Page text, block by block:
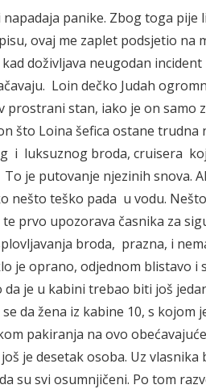
panike. Zbog toga pije
ovaj me zaplet podsjetio na
doživljava neugodan incident
Loin dečko Judah
stan, iako je on samo
što Loina šefica ostane trudna
i luksuznog broda, cruisera
je putovanje njezinih snova.
nešto teško pada u vodu.
prvo upozorava časnika za
broda, prazna, i
je oprano, odjednom blistavo i
je u kabini trebao biti još
da žena iz kabine 10, s kojom
pakiranja na ovo obećavajuće
je desetak osoba. Uz vlasnika
su svi osumnjičeni. Po tom